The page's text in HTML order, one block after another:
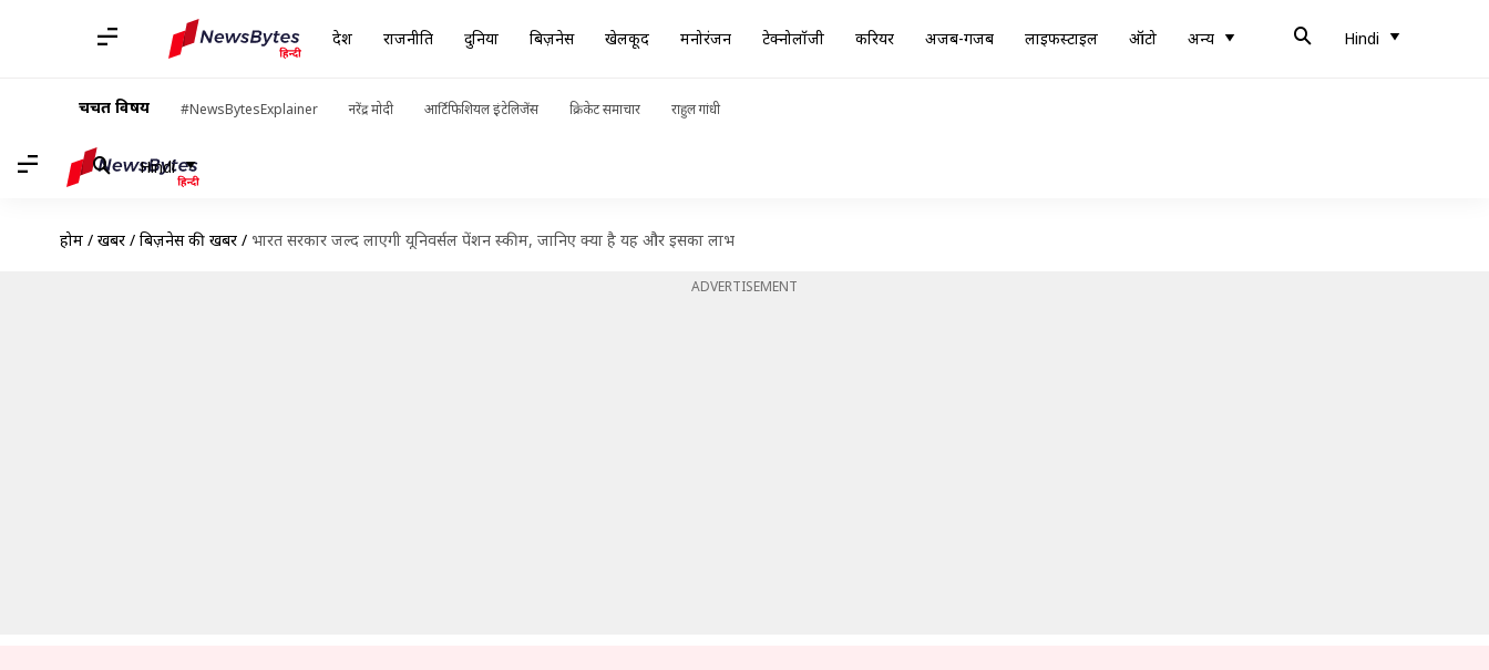
देश राजनीति दुनिया बिज़नेस खेलकूद मनोरंजन टेक्नोलॉजी करियर अजब-गजब लाइफस्टाइल ऑटो अन्य Hindi
चर्चित विषय #NewsBytesExplainer नरेंद्र मोदी आर्टिफिशियल इंटेलिजेंस क्रिकेट समाचार राहुल गांधी
Hindi
होम / खबरें / बिज़नेस की खबरें / भारत सरकार जल्द लाएगी यूनिवर्सल पेंशन स्कीम, जानिए क्या है यह और इसका लाभ
ADVERTISEMENT